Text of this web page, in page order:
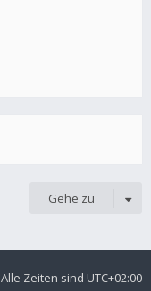
Gehe zu
Alle Zeiten sind UTC+02:00